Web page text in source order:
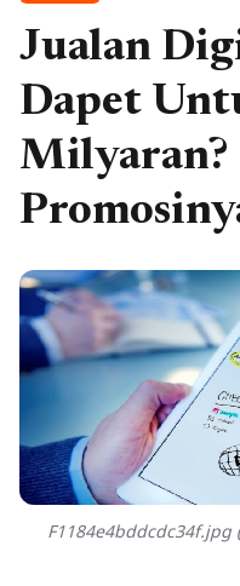
Jualan
Dapet
Milyaran?